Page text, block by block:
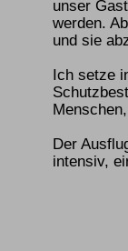
unser
werden.
und sie
Ich setze
Der
intensiv,